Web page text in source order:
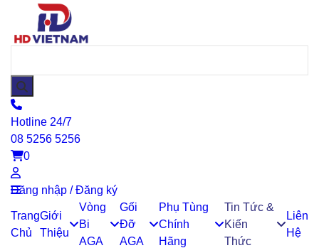
Hotline 24/7
08 5256 5256
0
Đăng nhập / Đăng ký
Trang
Chủ
Giới
Thiệu
Vòng
Bi
AGA
Gối
Đỡ
AGA
Phụ Tùng
Chính
Hãng
Tin Tức &
Kiến
Thức
Liên
Hệ